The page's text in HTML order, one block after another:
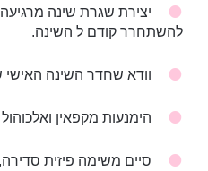
יצירת שגרת שינה
להשתחרר קודם ל השינה.
וודא שחדר השינה
הימנעות מקפאין
סיים משימה פיזית